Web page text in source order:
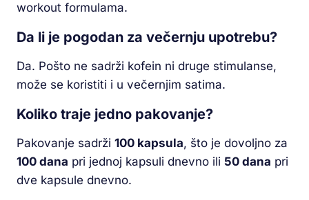
workout formulama.
Da li je pogodan za večernju upotrebu?
Da. Pošto ne sadrži kofein ni druge stimulanse,
može se koristiti i u večernjim satima.
Koliko traje jedno pakovanje?
Pakovanje sadrži 100 kapsula, što je dovoljno za
100 dana pri jednoj kapsuli dnevno ili 50 dana pri
dve kapsule dnevno.